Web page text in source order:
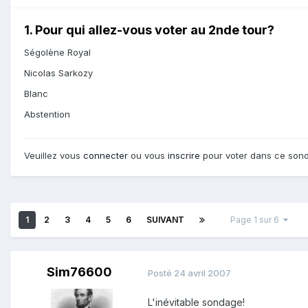
1. Pour qui allez-vous voter au 2nde tour?
Ségolène Royal
Nicolas Sarkozy
Blanc
Abstention
Veuillez vous connecter ou vous inscrire pour voter dans ce
1 2 3 4 5 6 SUIVANT Page 1 sur 6
Sim76600 Posté 24 avril 2007
L'inévitable sondage!